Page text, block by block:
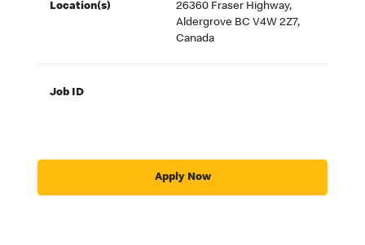
Location(s)
26360 Fraser Highway,
Aldergrove BC V4W 2Z7,
Canada
Job ID
Apply Now